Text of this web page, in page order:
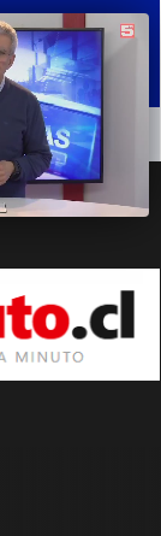
POLÍTICA